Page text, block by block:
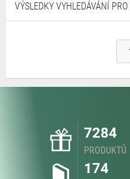
VÝSLEDKY VYHLEDÁVÁNÍ
7284
PRODUKTŮ
174